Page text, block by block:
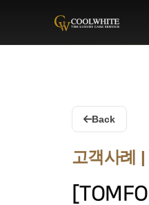
Coolwhite
Back
고객사례 |